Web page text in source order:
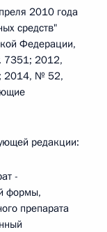
2010 года
средств"
Федерации,
7351; 2012,
2014, № 52,
редакции:
-
формы,
препарата